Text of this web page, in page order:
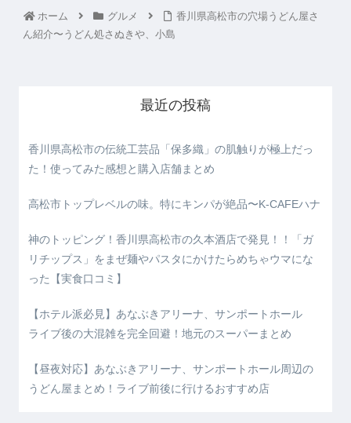
ホーム グルメ
香川県高松市の穴場うどん屋さ
ん紹介〜うどん処さぬきや、小島
最近の投稿
香川県高松市の伝統工芸品「保多織」の肌触りが極上だっ
た！使ってみた感想と購入店舗まとめ
高松市トップレベルの味。特にキンパが絶品〜K-CAFEハナ
神のトッピング！香川県高松市の久本酒店で発見！！「ガ
リチップス」をまぜ麺やパスタにかけたらめちゃウマにな
った【実食口コミ】
【ホテル派必見】あなぶきアリーナ、サンポートホール
ライブ後の大混雑を完全回避！地元のスーパーまとめ
【昼夜対応】あなぶきアリーナ、サンポートホール周辺の
うどん屋まとめ！ライブ前後に行けるおすすめ店